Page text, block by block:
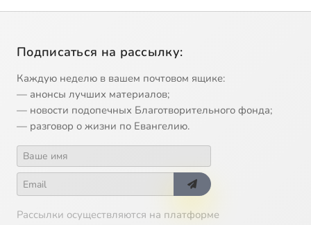
Подписаться на рассылку:
Каждую неделю в вашем почтовом ящике:
— анонсы лучших материалов;
— новости подопечных Благотворительного фонда;
— разговор о жизни по Евангелию.
Рассылки осуществляются на платформе